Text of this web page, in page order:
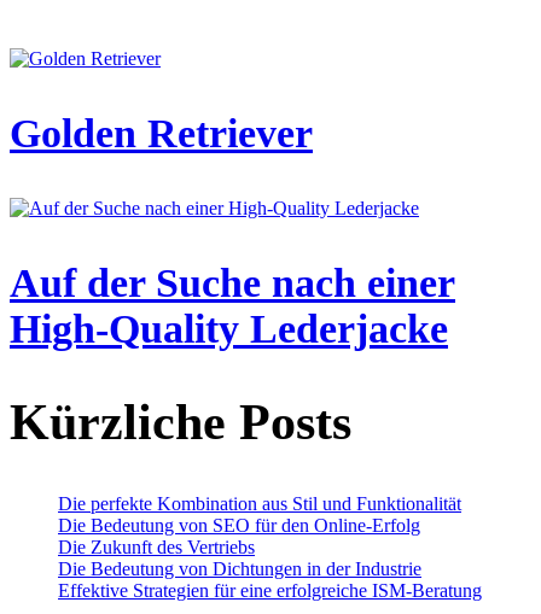
Golden Retriever
Auf der Suche nach einer
High-Quality Lederjacke
Kürzliche Posts
Die perfekte Kombination aus Stil und Funktionalität
Die Bedeutung von SEO für den Online-Erfolg
Die Zukunft des Vertriebs
Die Bedeutung von Dichtungen in der Industrie
Effektive Strategien für eine erfolgreiche ISM-Beratung